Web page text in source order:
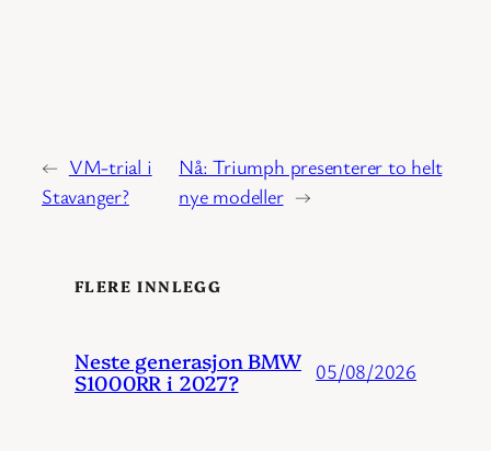
← VM-trial i
Stavanger?
Nå: Triumph presenterer to helt
nye modeller →
FLERE INNLEGG
Neste generasjon BMW
S1000RR i 2027? 05/08/2026